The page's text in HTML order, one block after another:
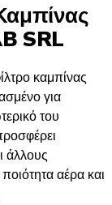
SRL
καμπίνας
για
του
άλλους
αέρα και